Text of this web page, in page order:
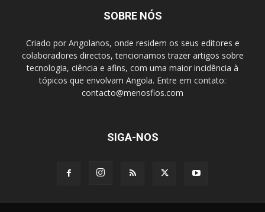
SOBRE NÓS
Criado por Angolanos, onde residem os seus editores e
colaboradores directos, tencionamos trazer artigos sobre
tecnologia, ciência e afins, com uma maior incidência à
tópicos que envolvam Angola. Entre em contato:
contacto@menosfios.com
SIGA-NOS